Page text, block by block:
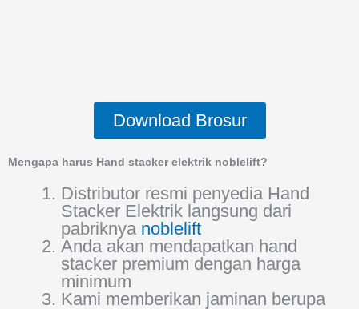
Download Brosur
Mengapa harus Hand stacker elektrik noblelift?
Distributor resmi penyedia Hand
Stacker Elektrik langsung dari
pabriknya noblelift
Anda akan mendapatkan hand
stacker premium dengan harga
minimum
Kami memberikan jaminan berupa